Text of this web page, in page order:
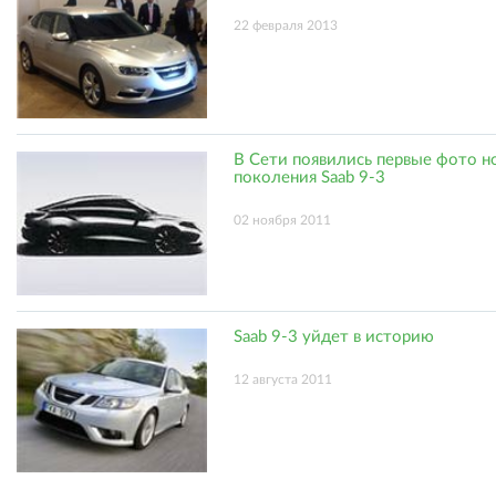
22 февраля 2013
В Сети появились первые фото
поколения Saab 9-3
02 ноября 2011
Saab 9-3 уйдет в историю
12 августа 2011